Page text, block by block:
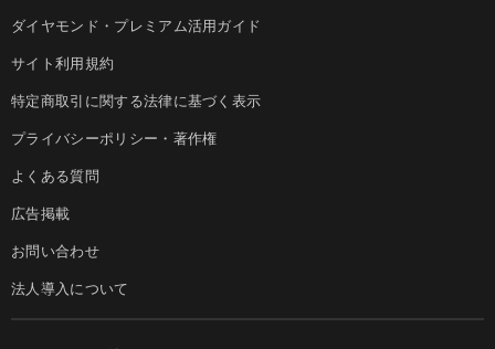
ダイヤモンド・プレミアム活用ガイド
サイト利用規約
特定商取引に関する法律に基づく表示
プライバシーポリシー・著作権
よくある質問
広告掲載
お問い合わせ
法人導入について